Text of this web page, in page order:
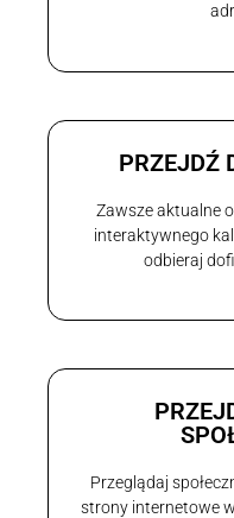
PRZEJDŹ
Zawsze aktualne
interaktywnego
odbieraj
Przeglądaj
strony internetowe